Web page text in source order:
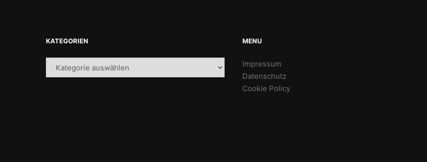
KATEGORIEN
Kategorien
MENU
Impressum
Datenschutz
Cookie Policy